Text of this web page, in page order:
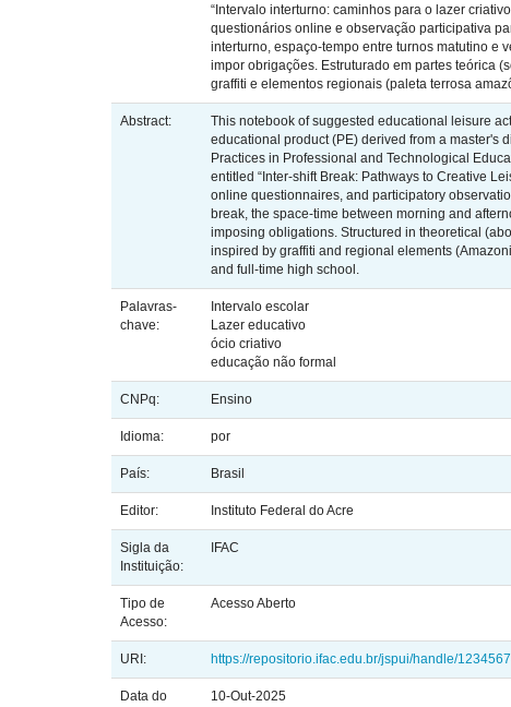
“Intervalo interturno: caminhos para o lazer
questionários online e observação participativa
interturno, espaço-tempo entre turnos matutino e
impor obrigações. Estruturado em partes teórica
graffiti e elementos regionais (paleta terrosa
Abstract:
This notebook of suggested educational leisure
educational product (PE) derived from a master's
Practices in Professional and Technological
entitled “Inter-shift Break: Pathways to Creative
online questionnaires, and participatory
break, the space-time between morning and
imposing obligations. Structured in theoretical
inspired by graffiti and regional elements
and full-time high school.
Palavras-
chave:
Intervalo escolar
Lazer educativo
ócio criativo
educação não formal
CNPq: Ensino
Idioma: por
País: Brasil
Editor: Instituto Federal do Acre
Sigla da
Instituição:
IFAC
Tipo de
Acesso:
Acesso Aberto
URI: https://repositorio.ifac.edu.br/jspui/handle/
Data do
10-Out-2025